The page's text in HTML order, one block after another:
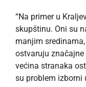
“Na primer u
skupštinu. Oni su
manjim
ostvaruju značajne
većina stranaka
su problem izborni